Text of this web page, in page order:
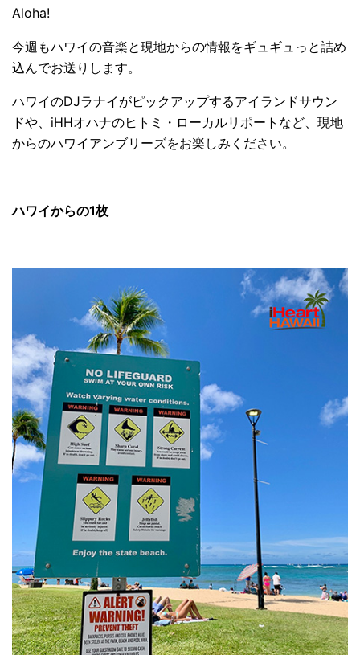
Aloha!
今週もハワイの音楽と現地からの情報をギュギュっと詰め
込んでお送りします。
ハワイのDJラナイがピックアップするアイランドサウン
ドや、iHHオハナのヒトミ・ローカルリポートなど、現地
からのハワイアンブリーズをお楽しみください。
ハワイからの1枚